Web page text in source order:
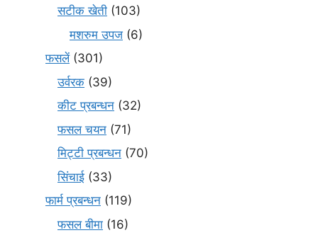
सटीक खेती (103)
मशरुम उपज (6)
फसलें(301)
उर्वरक (39)
कीट प्रबन्धन (32)
फसल चयन (71)
मि‌ट्टी प्रबन्धन (70)
सिंचाई (33)
फार्म प्रबन्धन (119)
फसल बीमा (16)